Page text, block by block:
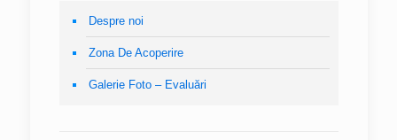
Despre noi
Zona De Acoperire
Galerie Foto – Evaluări